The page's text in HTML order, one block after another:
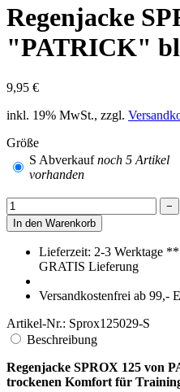
trockenen Komfort für
Spüre bei der Regenjacke
angenehm glatte Qualität des
Verlasse dich auf die
bleibe bei Nieselregen sowie
Kombiniere die Jacke sportlich
Hoody, Winterjacke oder
und tritt einheitlich auf.
Vorteile und Regenjacke
wasserabweisender
Gewinne
Schütze Kopf und Ohren
Warm-up und auf dem
zum Training.
häufiges An- und
Erlebe angenehmen,
Setze auf eine optisch
kombiniere die Jacke mit